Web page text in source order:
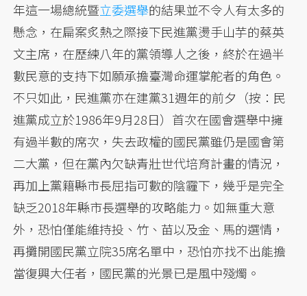
年這一場總統暨立委選舉的結果並不令人有太多的
懸念，在扁案炙熱之際接下民進黨燙手山芋的蔡英
文主席，在歷練八年的黨領導人之後，終於在過半
數民意的支持下如願承擔臺灣命運掌舵者的角色。
不只如此，民進黨亦在建黨31週年的前夕（按：民
進黨成立於1986年9月28日）首次在國會選舉中擁
有過半數的席次，失去政權的國民黨雖仍是國會第
二大黨，但在黨內欠缺青壯世代培育計畫的情況，
再加上黨籍縣市長屈指可數的陰霾下，幾乎是完全
缺乏2018年縣市長選舉的攻略能力。如無重大意
外，恐怕僅能維持投、竹、苗以及金、馬的選情，
再攤開國民黨立院35席名單中，恐怕亦找不出能擔
當復興大任者，國民黨的光景已是風中殘燭。